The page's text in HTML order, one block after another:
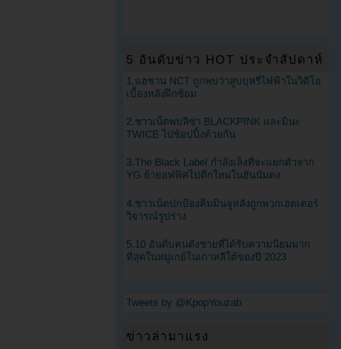
5 อันดับข่าว HOT ประจำสัปดาห์
1.แฮชาน NCT ถูกพบว่าสูบบุหรี่ไฟฟ้าในวิดีโอ
เบื้องหลังฝึกซ้อม
2.ชาวเน็ตพบลิซ่า BLACKPINK และมินะ
TWICE ไปช้อปปิ้งด้วยกัน
3.The Black Label กำลังเล็งที่จะแยกตัวจาก
YG ย้ายอฟฟิศไปตึกใหม่ในฮันนัมดง
4.ชาวเน็ตปกป้องคิมมินจูหลังถูกพวกเฮดเตอร์
วิจารณ์รูปร่าง
5.10 อันดับคนดังชายที่ได้รับความนิยมมาก
ที่สุดในหมู่เกย์ในเกาหลีใต้ของปี 2023
Tweets by @KpopYouzab
ข่าวล่ามาแรง